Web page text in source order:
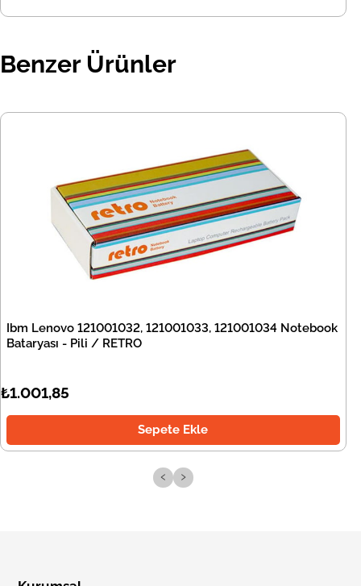
Benzer Ürünler
Ibm Lenovo 121001032, 121001033, 121001034 Notebook
Bataryası - Pili / RETRO
₺1.001,85
Sepete Ekle
‹ ›